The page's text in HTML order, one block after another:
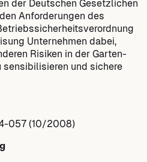
der Deutschen Gesetzlichen
Anforderungen des
Unternehmen dabei,
Risiken in der Garten-
und sichere
057 (10/2008)